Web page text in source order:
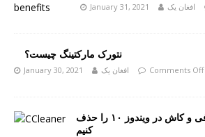
January 31, 2021 افغان یک
نتورک مارکتینگ چیست؟
January 30, 2021 افغان یک Comments Off
چگونه فایل های اضافی و کاش در ویندوز ۱۰ را حذف
کنیم